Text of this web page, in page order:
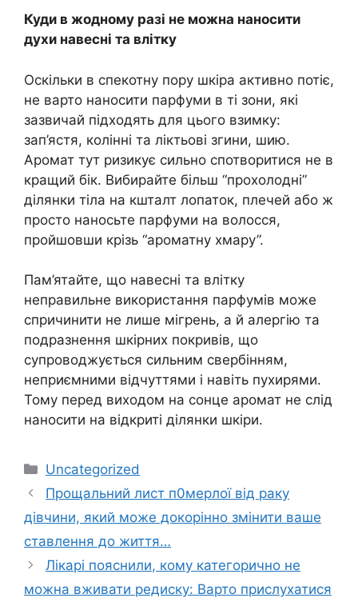
Куди в жодному разі не можна наносити
духи навесні та влітку
Оскільки в спекотну пору шкіра активно потіє,
не варто наносити парфуми в ті зони, які
зазвичай підходять для цього взимку:
зап’ястя, колінні та ліктьові згини, шию.
Аромат тут ризикує сильно спотворитися не в
кращий бік. Вибирайте більш “прохолодні”
ділянки тіла на кшталт лопаток, плечей або ж
просто наносьте парфуми на волосся,
пройшовши крізь “ароматну хмару”.
Пам’ятайте, що навесні та влітку
неправильне використання парфумів може
спричинити не лише мігрень, а й алергію та
подразнення шкірних покривів, що
супроводжується сильним свербінням,
неприємними відчуттями і навіть пухирями.
Тому перед виходом на сонце аромат не слід
наносити на відкриті ділянки шкіри.
Категорії
Uncategorized
Прощальний лист п0мерлої від раку
дівчини, який може докорінно змінити ваше
ставлення до життя…
Лікарі пояснили, кому категорично не
можна вживати редиску: Варто прислухатися